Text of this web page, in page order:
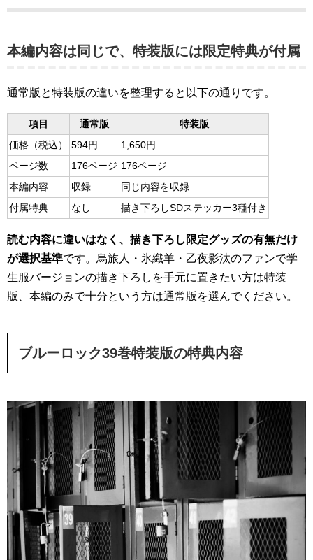
本編内容は同じで、特装版には限定特典が付属
通常版と特装版の違いを整理すると以下の通りです。
項目 通常版
特装版
価格（税込）
594円
1,650円
ページ数
176ページ 176ページ
本編内容
収録
同じ内容を収録
付属特典
なし 描き下ろしSDステッカー3種付き
読む内容に違いはなく、描き下ろし限定グッズの有無だけ
が選択基準です。烏旅人・氷織羊・乙夜影汰のファンで学
生服バージョンの描き下ろしを手元に置きたい方は特装
版、本編のみで十分という方は通常版を選んでください。
ブルーロック39巻特装版の特典内容